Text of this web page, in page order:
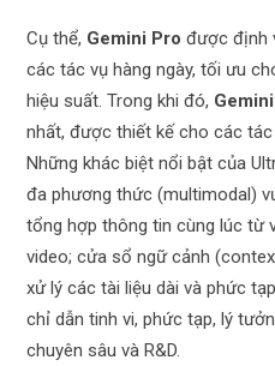
Cụ thể, Gemini Pro được định
các tác vụ hàng ngày, tối ưu
hiệu suất. Trong khi đó,
nhất, được thiết kế cho các
Những khác biệt nổi bật của
đa phương thức (multimodal)
tổng hợp thông tin cùng lúc từ
video; cửa sổ ngữ cảnh
xử lý các tài liệu dài và phức
chỉ dẫn tinh vi, phức tạp, lý
chuyên sâu và R&D.